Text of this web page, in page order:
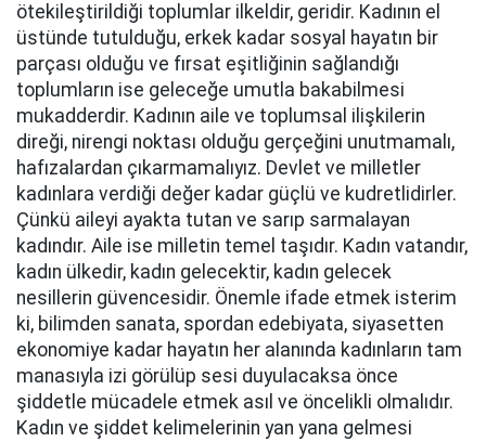
ötekileştirildiği toplumlar ilkeldir, geridir. Kadının el
üstünde tutulduğu, erkek kadar sosyal hayatın bir
parçası olduğu ve fırsat eşitliğinin sağlandığı
toplumların ise geleceğe umutla bakabilmesi
mukadderdir. Kadının aile ve toplumsal ilişkilerin
direği, nirengi noktası olduğu gerçeğini unutmamalı,
hafızalardan çıkarmamalıyız. Devlet ve milletler
kadınlara verdiği değer kadar güçlü ve kudretlidirler.
Çünkü aileyi ayakta tutan ve sarıp sarmalayan
kadındır. Aile ise milletin temel taşıdır. Kadın vatandır,
kadın ülkedir, kadın gelecektir, kadın gelecek
nesillerin güvencesidir. Önemle ifade etmek isterim
ki, bilimden sanata, spordan edebiyata, siyasetten
ekonomiye kadar hayatın her alanında kadınların tam
manasıyla izi görülüp sesi duyulacaksa önce
şiddetle mücadele etmek asıl ve öncelikli olmalıdır.
Kadın ve şiddet kelimelerinin yan yana gelmesi